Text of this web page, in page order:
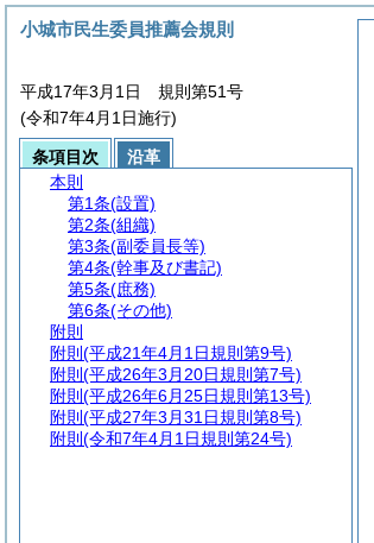
小城市民生委員推薦会規則
平成17年3月1日 規則第51号
(令和7年4月1日施行)
条項目次
沿革
本則
第1条(設置)
第2条(組織)
第3条(副委員長等)
第4条(幹事及び書記)
第5条(庶務)
第6条(その他)
附則
附則 (平成21年4月1日規則第9号)
附則 (平成26年3月20日規則第7号)
附則 (平成26年6月25日規則第13号)
附則 (平成27年3月31日規則第8号)
附則 (令和7年4月1日規則第24号)